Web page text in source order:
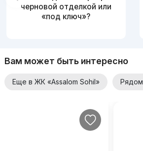
черновой отделкой или
«под ключ»?
Вам может быть интересно
Еще в ЖК «Assalom Sohil» Рядом